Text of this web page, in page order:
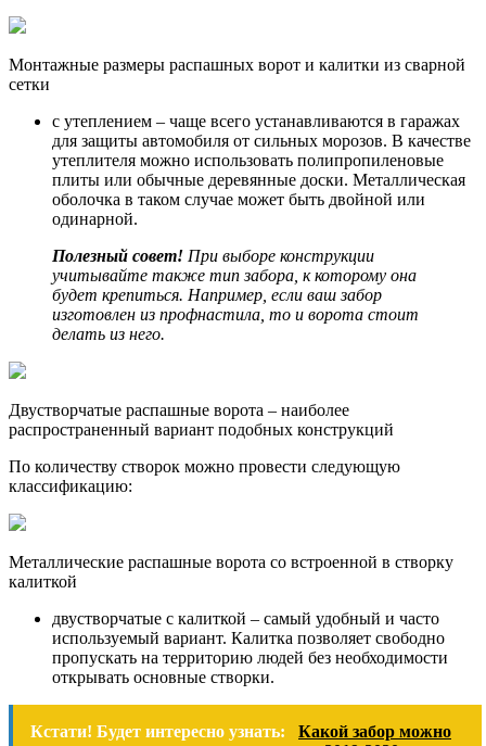
Монтажные размеры распашных ворот и калитки из сварной
сетки
с утеплением – чаще всего устанавливаются в гаражах
для защиты автомобиля от сильных морозов. В качестве
утеплителя можно использовать полипропиленовые
плиты или обычные деревянные доски. Металлическая
оболочка в таком случае может быть двойной или
одинарной.
Полезный совет! При выборе конструкции
учитывайте также тип забора, к которому она
будет крепиться. Например, если ваш забор
изготовлен из профнастила, то и ворота стоит
делать из него.
Двустворчатые распашные ворота – наиболее
распространенный вариант подобных конструкций
По количеству створок можно провести следующую
классификацию:
Металлические распашные ворота со встроенной в створку
калиткой
двустворчатые с калиткой – самый удобный и часто
используемый вариант. Калитка позволяет свободно
пропускать на территорию людей без необходимости
открывать основные створки.
Кстати! Будет интересно узнать:
Какой забор можно